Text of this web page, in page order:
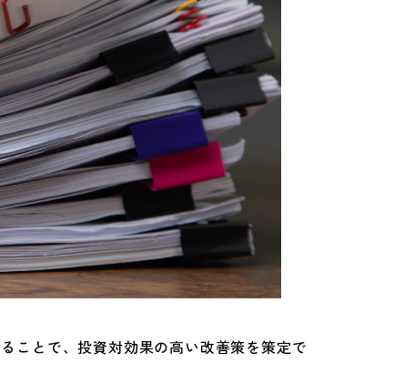
ことで、投資対効果の高い改善策を策定で